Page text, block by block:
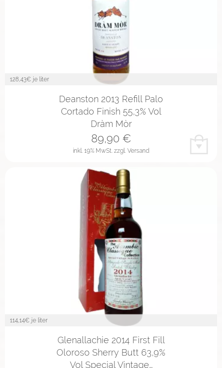
128,43€ je liter
Deanston 2013 Refill Palo
Cortado Finish 55,3% Vol
Dràm Mòr
inkl. 19% MwSt. zzgl. Versand
89,90€
114,14€ je liter
Glenallachie 2014 First Fill
Oloroso Sherry Butt 63,9%
Vol Special Vintage…